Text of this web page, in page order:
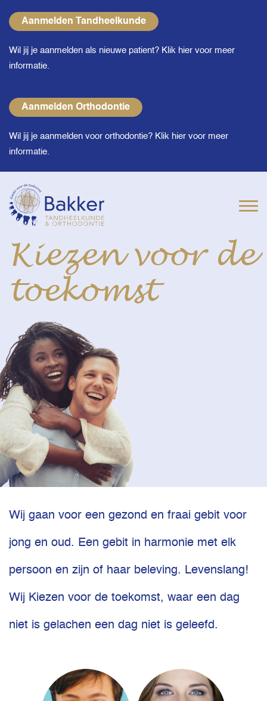
Aanmelden Tandheelkunde
Wil jij je aanmelden als nieuwe patient? Klik hier voor meer
informatie.
Aanmelden Orthodontie
Wil jij je aanmelden voor orthodontie? Klik hier voor meer
informatie.
Kiezen voor de
toekomst
Wij gaan voor een gezond en fraai gebit voor
jong en oud. Een gebit in harmonie met elk
persoon en zijn of haar beleving. Levenslang!
Wij Kiezen voor de toekomst, waar een dag
niet is gelachen een dag niet is geleefd.